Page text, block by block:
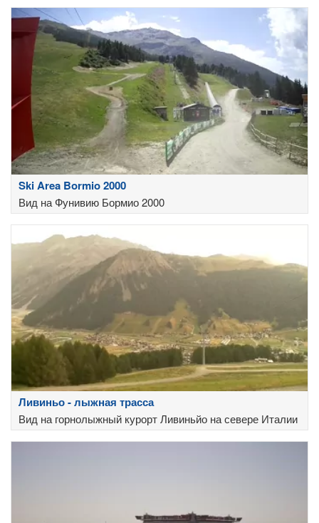
Ski Area Bormio 2000
Вид на Фунивию Бормио 2000
Ливиньо - лыжная трасса
Вид на горнолыжный курорт Ливиньйо на севере Италии